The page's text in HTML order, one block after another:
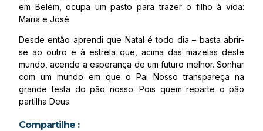
em Belém, ocupa um pasto para trazer o filho à vida:
Maria e José.
Desde então aprendi que Natal é todo dia – basta abrir-
se ao outro e à estrela que, acima das mazelas deste
mundo, acende a esperança de um futuro melhor. Sonhar
com um mundo em que o Pai Nosso transpareça na
grande festa do pão nosso. Pois quem reparte o pão
partilha Deus.
Compartilhe :